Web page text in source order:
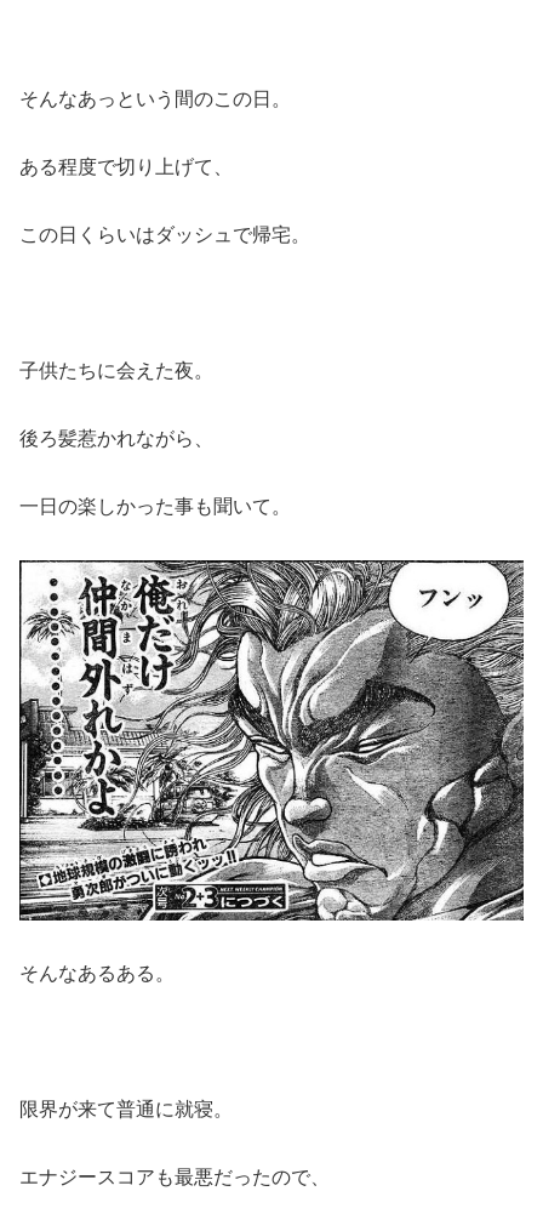
そんなあっという間のこの日。
ある程度で切り上げて、
この日くらいはダッシュで帰宅。
子供たちに会えた夜。
後ろ髪惹かれながら、
一日の楽しかった事も聞いて。
そんなあるある。
限界が来て普通に就寝。
エナジースコアも最悪だったので、